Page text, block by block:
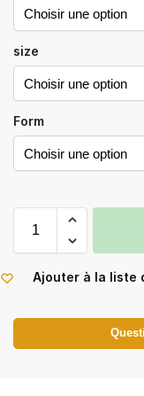
size
Form
Ajouter à la liste